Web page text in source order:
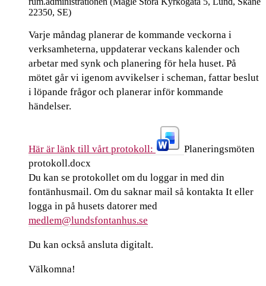
22350, SE)
Varje måndag planerar de kommande veckorna i
verksamheterna, uppdaterar veckans kalender och
arbetar med synk och planering för hela huset. På
mötet går vi igenom avvikelser i scheman, fattar beslut
i löpande frågor och planerar inför kommande
händelser.
Här är länk till vårt protokoll: ​​​​
Planeringsmöten
protokoll.docx​​​​
Du kan se protokollet om du loggar in med din
fontänhusmail. Om du saknar mail så kontakta It eller
logga in på husets datorer med
medlem@lundsfontanhus.se
Du kan också ansluta digitalt.
Välkomna!